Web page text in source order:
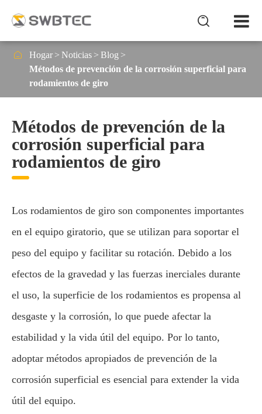

 Hogar Noticias
Blog
Métodos de prevención de la corrosión superficial para
rodamientos de giro
Métodos de prevención de la
corrosión superficial para
rodamientos de giro
Los rodamientos de giro son componentes importantes
en el equipo giratorio, que se utilizan para soportar el
peso del equipo y facilitar su rotación. Debido a los
efectos de la gravedad y las fuerzas inerciales durante
el uso, la superficie de los rodamientos es propensa al
desgaste y la corrosión, lo que puede afectar la
estabilidad y la vida útil del equipo. Por lo tanto,
adoptar métodos apropiados de prevención de la
corrosión superficial es esencial para extender la vida
útil del equipo.